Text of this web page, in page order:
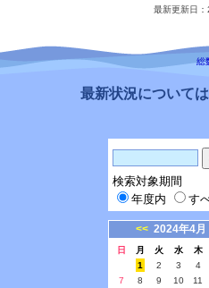
最新更新日
総
最新状況については
検索対象期間
年度内
す
<< 2024年4月
日 月 火 水 木
1
2 3 4
7
8 9 10 11